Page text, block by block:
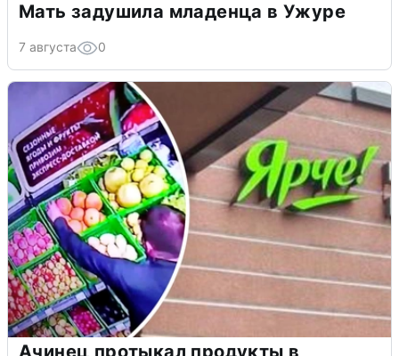
Мать задушила младенца в Ужуре
7 августа 0
Ачинец протыкал продукты в